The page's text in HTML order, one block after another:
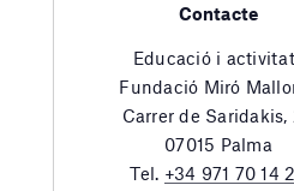
Contacte
Educació i
Fundació Miró
Carrer de Saridakis,
07015 Palma
Tel. +34 971 70 14